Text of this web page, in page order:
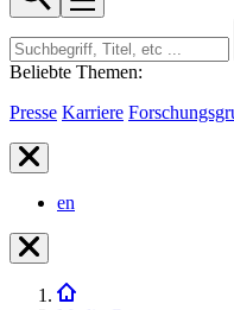
Beliebte Themen:
Presse Karriere
en